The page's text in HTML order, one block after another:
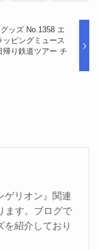
ッズ No.1358 エ
ッピングミュース
帰り鉄道ツアー チ
ゲリオン』関連
ます。ブログで
を紹介しており